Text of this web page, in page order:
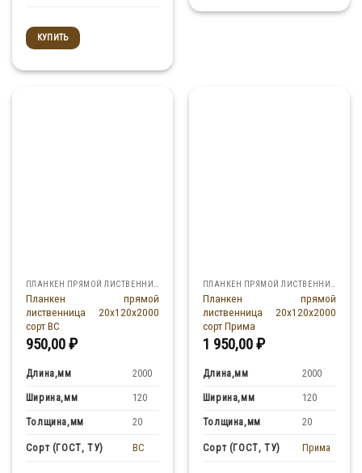
КУПИТЬ
ПЛАНКЕН ПРЯМОЙ ЛИСТВЕННИЦА
Планкен прямой
лиственница 20x120x2000
сорт ВС
950,00₽
Длина,мм 2000
Ширина,мм 120
Толщина,мм 20
Сорт (ГОСТ, ТУ) BC
ПЛАНКЕН ПРЯМОЙ ЛИСТВЕННИЦА
Планкен прямой
лиственница 20x120x2000
сорт Прима
1 950,00₽
Длина,мм 2000
Ширина,мм 120
Толщина,мм 20
Сорт (ГОСТ, ТУ) Прима